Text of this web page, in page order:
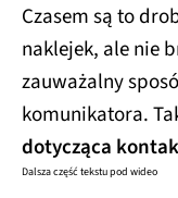
Czasem są to
naklejek, ale nie
zauważalny
komunikatora.
dotycząca
Dalsza część tekstu pod wideo